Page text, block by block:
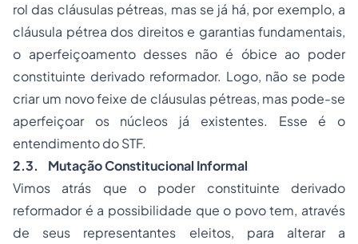
rol das cláusulas pétreas, mas se já há, por exemplo, a
cláusula pétrea dos direitos e garantias fundamentais,
o aperfeiçoamento desses não é óbice ao poder
constituinte derivado reformador. Logo, não se pode
criar um novo feixe de cláusulas pétreas, mas pode-se
aperfeiçoar os núcleos já existentes. Esse é o
entendimento do STF.
2.3. Mutação Constitucional Informal
Vimos atrás que o poder constituinte derivado
reformador é a possibilidade que o povo tem, através
de seus representantes eleitos, para alterar a